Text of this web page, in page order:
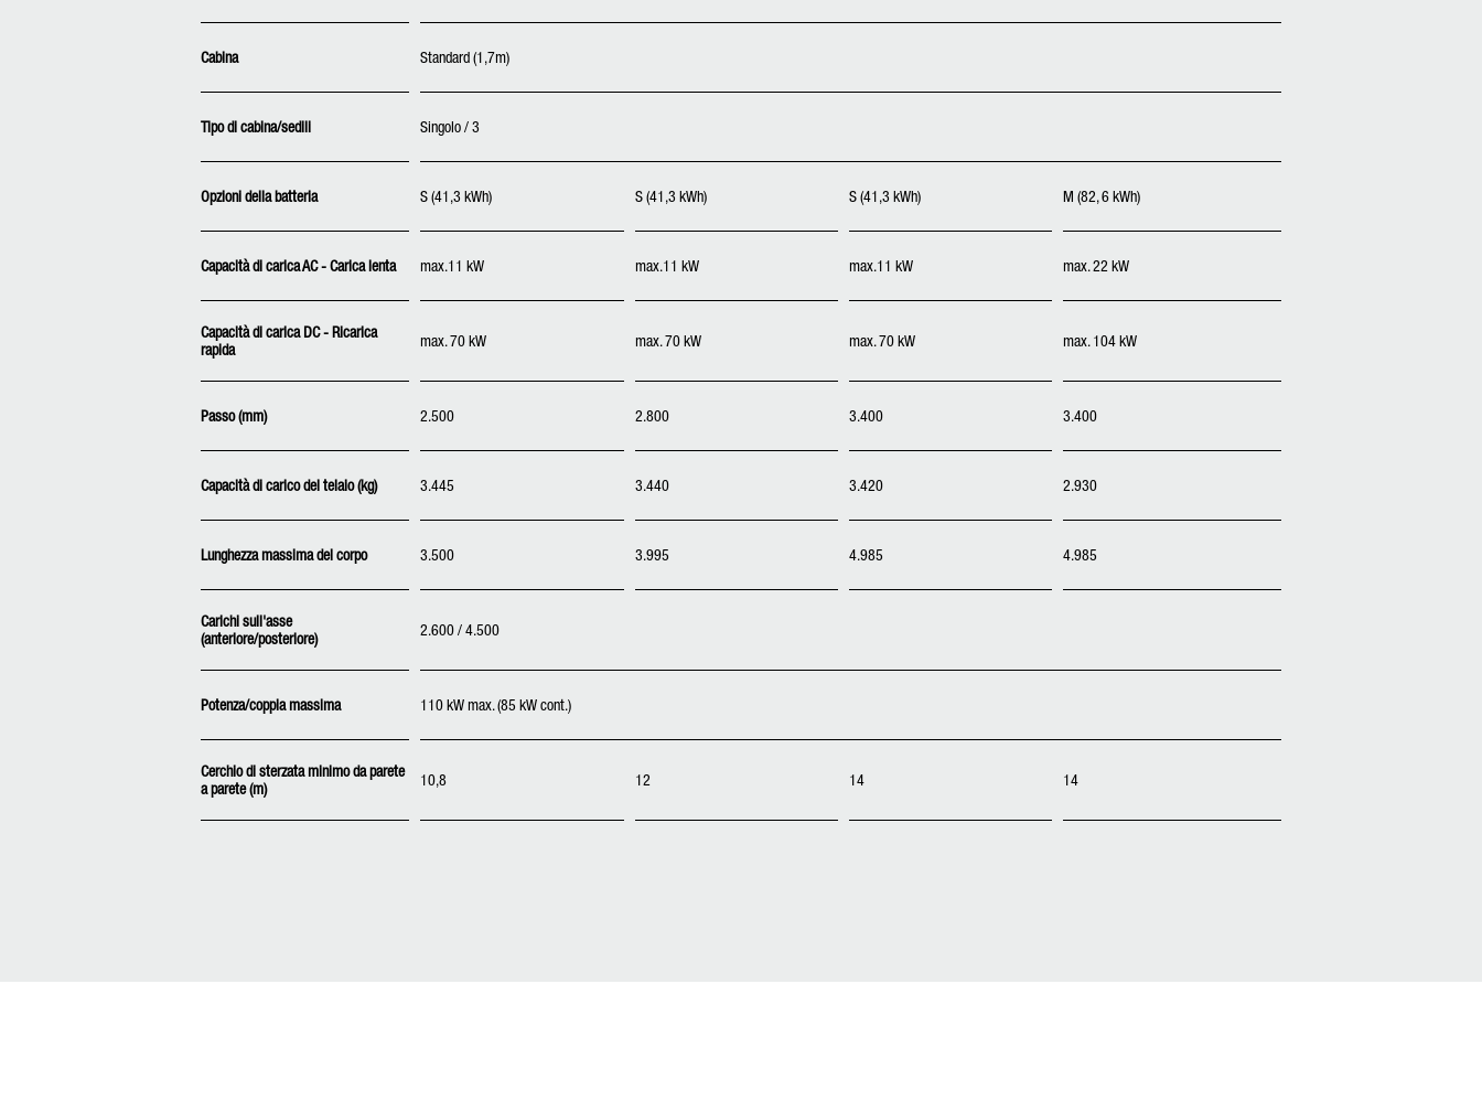
Cabina Standard (1,7m)
Tipo di cabina/sedili Singolo / 3
Opzioni della batteria S (41,3 kWh) S (41,3 kWh) S (41,3 kWh) M (82, 6 kWh)
Capacità di carica AC - Carica lenta max.11 kW max.11 kW max.11 kW max. 22 kW
Capacità di carica DC - Ricarica
rapida
max. 70 kW max. 70 kW max. 70 kW max. 104 kW
Passo (mm) 2.500 2.800 3.400 3.400
Capacità di carico del telaio (kg) 3.445 3.440 3.420 2.930
Lunghezza massima del corpo 3.500 3.995 4.985 4.985
Carichi sull'asse
(anteriore/posteriore)
2.600 / 4.500
Potenza/coppia massima 110 kW max. (85 kW cont.)
Cerchio di sterzata minimo da parete
a parete (m)
10,8 12 14 14